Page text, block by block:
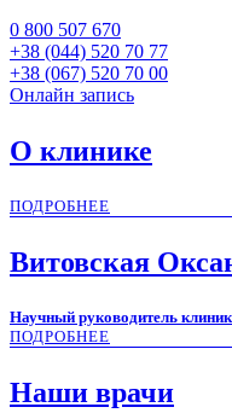
0 800 507 670
+38 (044) 520 70 77
+38 (067) 520 70 00
Онлайн запись
О клинике
ПОДРОБНЕЕ
Витовская
Научный руководитель
ПОДРОБНЕЕ
Наши врачи